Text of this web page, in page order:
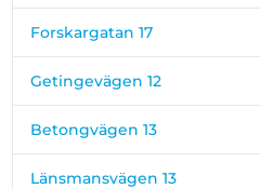
Forskargatan 17
Getingevägen 12
Betongvägen 13
Länsmansvägen 13